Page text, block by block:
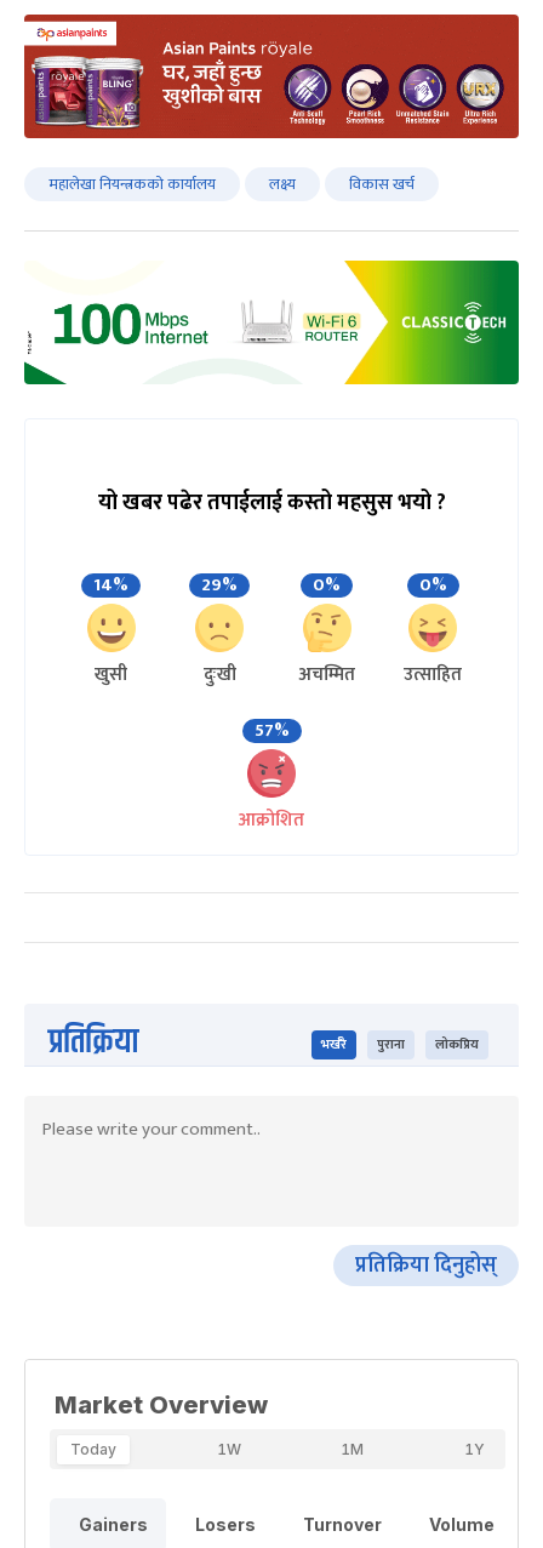
महालेखा नियन्त्रकको कार्यालय लक्ष्य विकास खर्च
यो खबर पढेर तपाईलाई कस्तो महसुस भयो ?
14%
खुसी
29%
दुःखी
0%
अचम्मित
0%
उत्साहित
57%
आक्रोशित
प्रतिक्रिया भर्खरै पुराना लोकप्रिय
प्रतिक्रिया दिनुहोस्